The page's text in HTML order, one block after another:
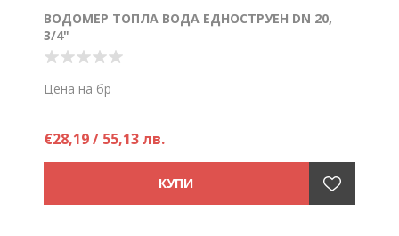
ВОДОМЕР ТОПЛА ВОДА ЕДНОСТРУЕН DN 20,
3/4"
Цена на бр
€28,19 / 55,13 лв.